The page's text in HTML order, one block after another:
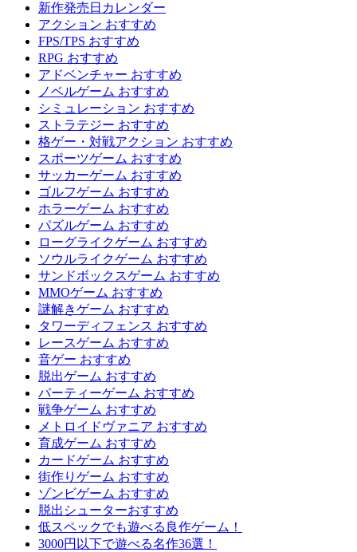
新作発売日カレンダー
アクション おすすめ
FPS/TPS おすすめ
RPG おすすめ
アドベンチャー おすすめ
ノベルゲーム おすすめ
シミュレーション おすすめ
ストラテジー おすすめ
格ゲー・対戦アクション おすすめ
スポーツゲーム おすすめ
サッカーゲーム おすすめ
ゴルフゲーム おすすめ
ホラーゲーム おすすめ
パズルゲーム おすすめ
ローグライクゲーム おすすめ
ソウルライクゲーム おすすめ
サンドボックスゲーム おすすめ
MMOゲーム おすすめ
謎解きゲーム おすすめ
タワーディフェンス おすすめ
レースゲーム おすすめ
音ゲー おすすめ
脱出ゲーム おすすめ
パーティーゲーム おすすめ
戦争ゲーム おすすめ
メトロイドヴァニア おすすめ
育成ゲーム おすすめ
カードゲーム おすすめ
街作りゲーム おすすめ
ゾンビゲーム おすすめ
脱出シューターおすすめ
低スペックでも遊べる良作ゲーム！
3000円以下で遊べる名作36選！